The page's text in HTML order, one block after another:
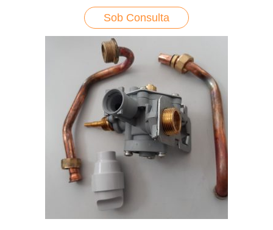
Sob Consulta